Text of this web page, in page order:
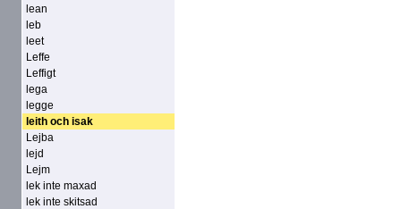
lean
leb
leet
Leffe
Leffigt
lega
legge
leith och isak
Lejba
lejd
Lejm
lek inte maxad
lek inte skitsad